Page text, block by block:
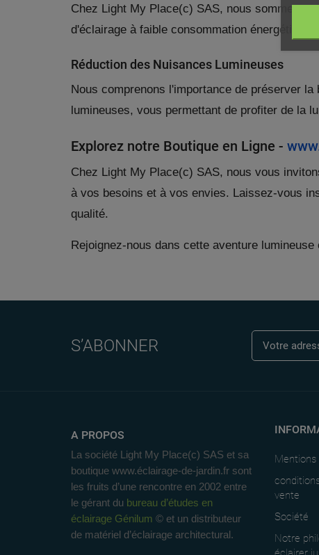
Chez Light My Place(c) SAS, nous sommes
d'éclairage à faible consommation
Réduction des Nuisances Lumineuses
Nous comprenons l'importance de préserver
lumineuses, vous permettant de profiter de la
Explorez notre Boutique en Ligne -
Chez Light My Place(c) SAS, nous vous
à vos besoins et à vos envies. Laissez-vous
qualité.
Rejoignez-nous dans cette aventure
S’ABONNER
A PROPOS
La société Light My Place(c) SAS et sa
boutique www.éclairage-de-jardin.fr sont
les fruits d’une rencontre en 2002 entre
le gérant du bureau d’études en
éclairage Génilum © et un distributeur
de matériel d’éclairage architectural.
Mentions
vente
Société
Notre